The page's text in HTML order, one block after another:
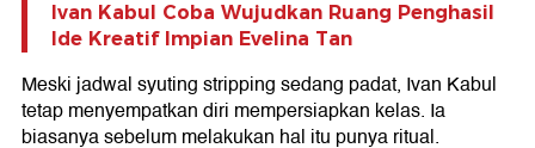
Ivan Kabul Coba Wujudkan Ruang Penghasil
Ide Kreatif Impian Evelina Tan
Meski jadwal syuting stripping sedang padat, Ivan Kabul
tetap menyempatkan diri mempersiapkan kelas. Ia
biasanya sebelum melakukan hal itu punya ritual.